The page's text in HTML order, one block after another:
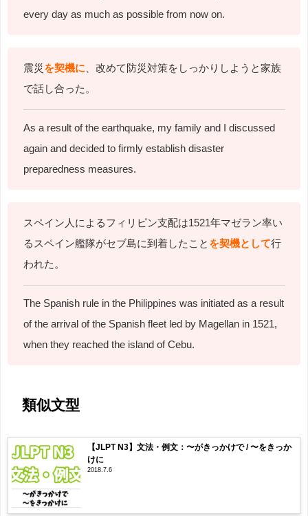
every day as much as possible from now on.
震災を契機に 、改めて防災対策をしっかりしようと家族
で話し合った。
As a result of the earthquake, my family and I discussed
again and decided to firmly establish disaster
preparedness measures.
スペイン人によるフィリピン支配は1521年マゼラン率い
るスペイン艦隊がセブ島に到着したこと を契機として行
われた。
The Spanish rule in the Philippines was initiated as a result
of the arrival of the Spanish fleet led by Magellan in 1521,
when they reached the island of Cebu.
類似文型
【JLPT N3】文法・例文：〜がきっかけで / 〜をきっか
けに
2018.7.6